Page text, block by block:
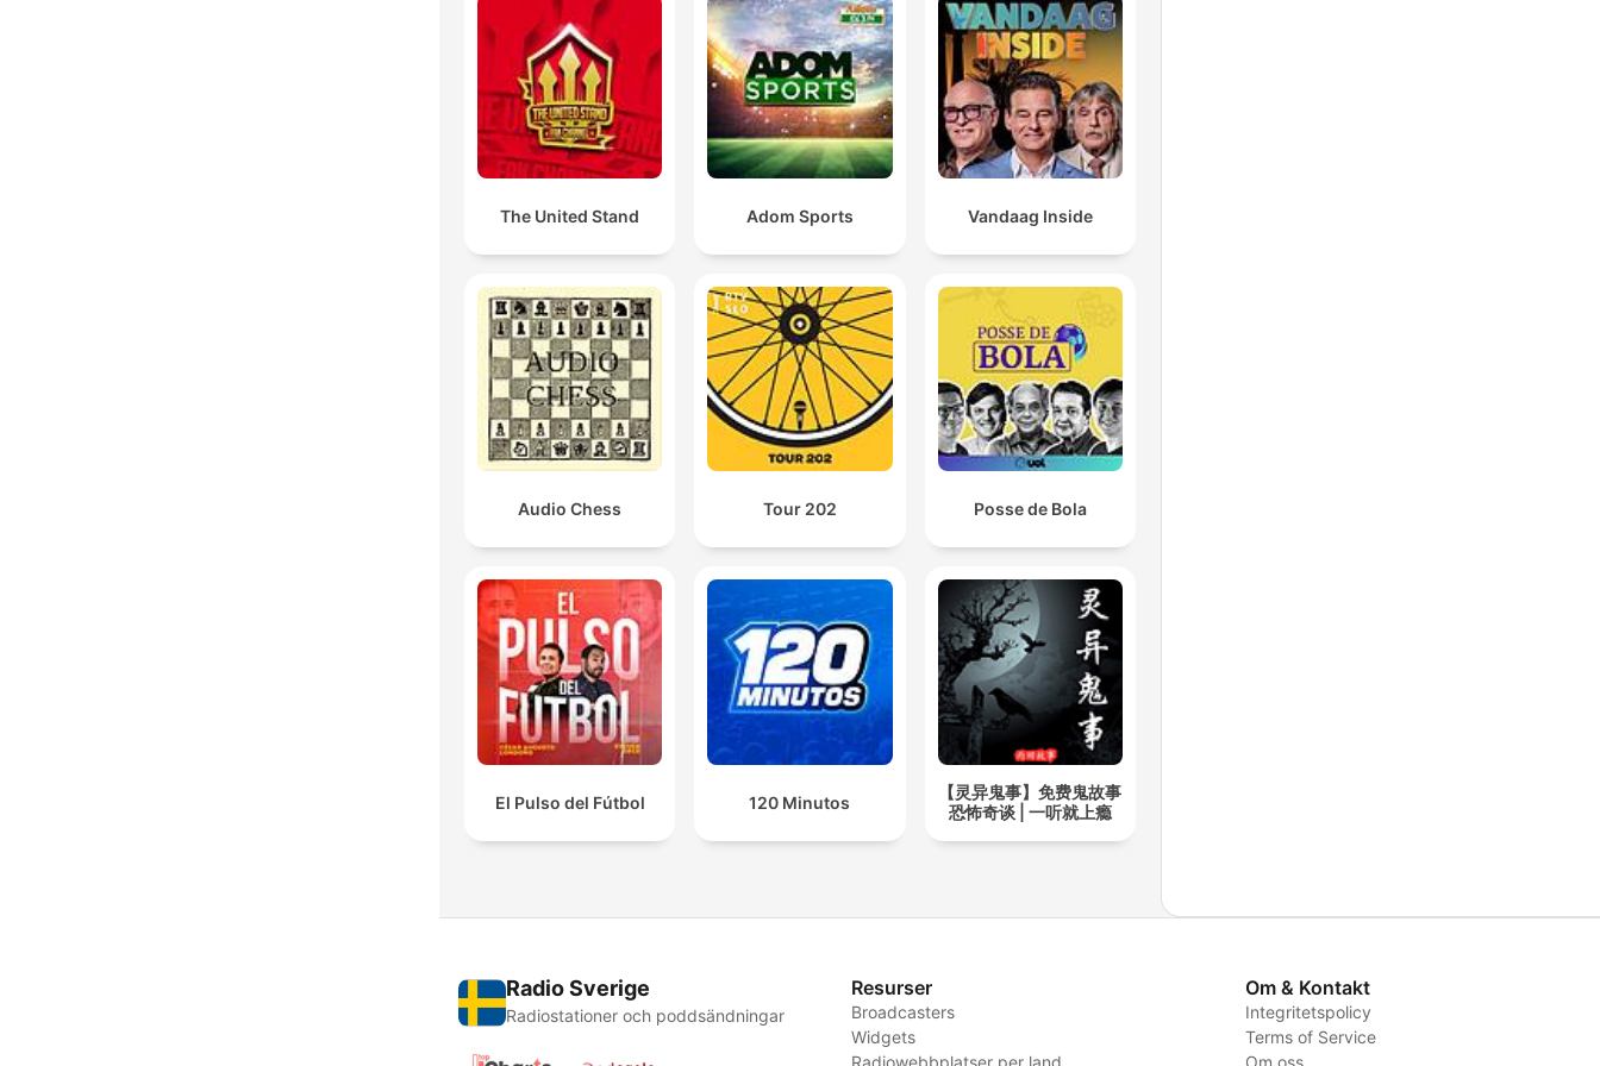
The United Stand Adom Sports Vandaag Inside
Audio Chess Tour 202 Posse de Bola
El Pulso del Fútbol 120 Minutos
【灵异鬼事】免费鬼故事
恐怖奇谈 | 一听就上瘾
Radio Sverige
Radiostationer och poddsändningar
Resurser
Broadcasters
Widgets
Radiowebbplatser per land
Om & Kontakt
Integritetspolicy
Terms of Service
Om oss